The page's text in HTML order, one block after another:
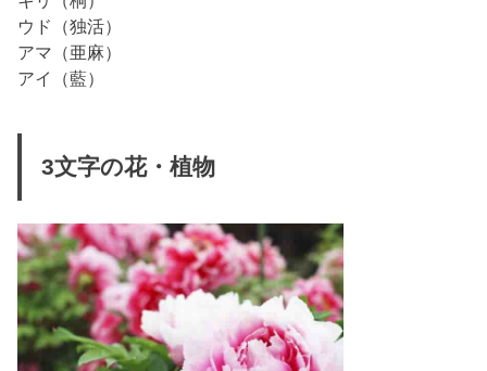
ウド（独活）
アマ（亜麻）
アイ（藍）
3文字の花・植物